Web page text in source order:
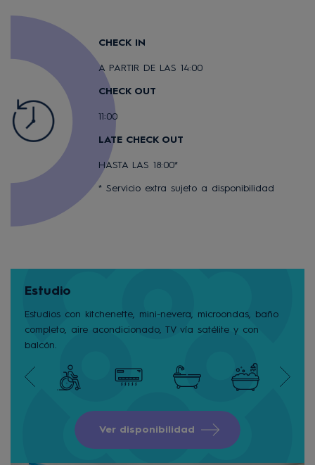
CHECK IN
A PARTIR DE LAS 14:00
CHECK OUT
11:00
LATE CHECK OUT
HASTA LAS 18:00*
* Servicio extra sujeto a disponibilidad
Estudio
Estudios con kitchenette, mini-nevera, microondas, baño
completo, aire acondicionado, TV vía satélite y con
balcón.
Ver disponibilidad